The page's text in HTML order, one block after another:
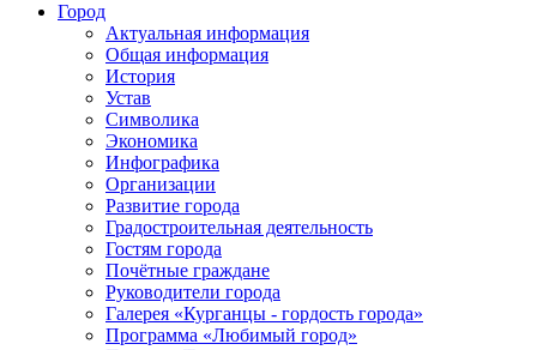
Город
Актуальная информация
Общая информация
История
Устав
Символика
Экономика
Инфографика
Организации
Развитие города
Градостроительная деятельность
Гостям города
Почётные граждане
Руководители города
Галерея «Курганцы - гордость города»
Программа «Любимый город»